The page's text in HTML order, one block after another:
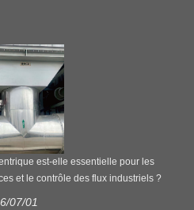
est-elle essentielle pour les
et le contrôle des flux industriels ?
07/01